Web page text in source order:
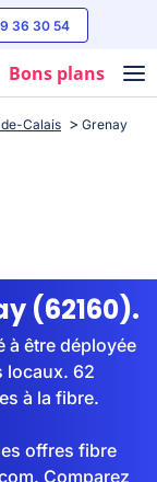
36 30 54
Bons plans
Calais Grenay
(62160).
à être déployée
locaux. 62
à la fibre.
offres fibre
Comparez